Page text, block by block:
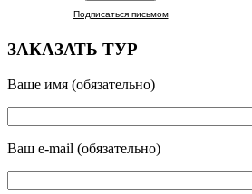
Подписаться письмом
ЗАКАЗАТЬ ТУР
Ваше имя (обязательно)
Ваш e-mail (обязательно)